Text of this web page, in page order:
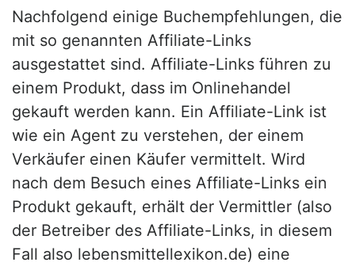
Nachfolgend einige Buchempfehlungen, die
mit so genannten Affiliate-Links
ausgestattet sind. Affiliate-Links führen zu
einem Produkt, dass im Onlinehandel
gekauft werden kann. Ein Affiliate-Link ist
wie ein Agent zu verstehen, der einem
Verkäufer einen Käufer vermittelt. Wird
nach dem Besuch eines Affiliate-Links ein
Produkt gekauft, erhält der Vermittler (also
der Betreiber des Affiliate-Links, in diesem
Fall also lebensmittellexikon.de) eine